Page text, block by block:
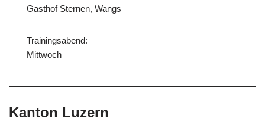
Gasthof Sternen, Wangs
Trainingsabend:
Mittwoch
Kanton Luzern